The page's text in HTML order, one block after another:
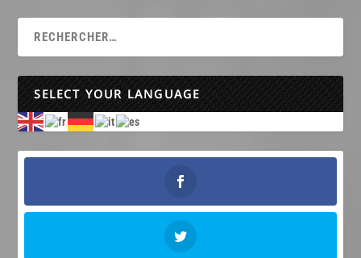
SELECT YOUR LANGUAGE